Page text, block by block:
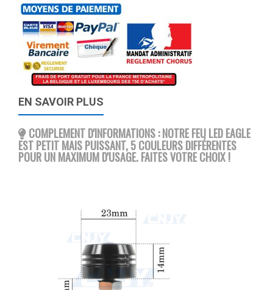
EN SAVOIR PLUS
COMPLEMENT D'INFORMATIONS : NOTRE FEU LED EAGLE
EST PETIT MAIS PUISSANT, 5 COULEURS DIFFÉRENTES
POUR UN MAXIMUM D'USAGE. FAITES VOTRE CHOIX !